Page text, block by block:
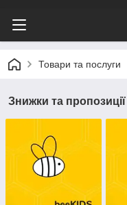
Товари та послуги
Знижки та пропозиції